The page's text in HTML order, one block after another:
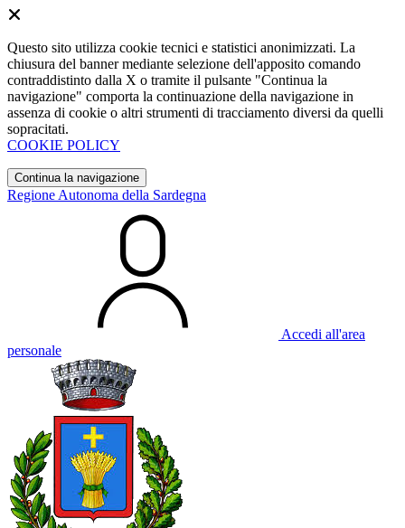
Questo sito utilizza cookie tecnici e statistici anonimizzati. La
chiusura del banner mediante selezione dell'apposito comando
contraddistinto dalla X o tramite il pulsante "Continua la
navigazione" comporta la continuazione della navigazione in
assenza di cookie o altri strumenti di tracciamento diversi da quelli
sopracitati.
COOKIE POLICY
Continua la navigazione
Regione Autonoma della Sardegna
Accedi all'area
personale